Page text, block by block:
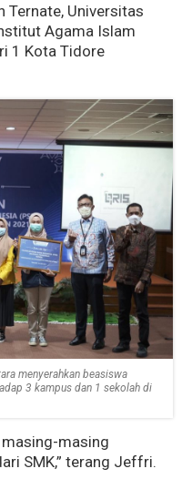
Ternate, Universitas
Agama Islam
1 Kota Tidore
menyerahkan beasiswa
3 kampus dan 1 sekolah di
masing-masing
SMK,” terang Jeffri.